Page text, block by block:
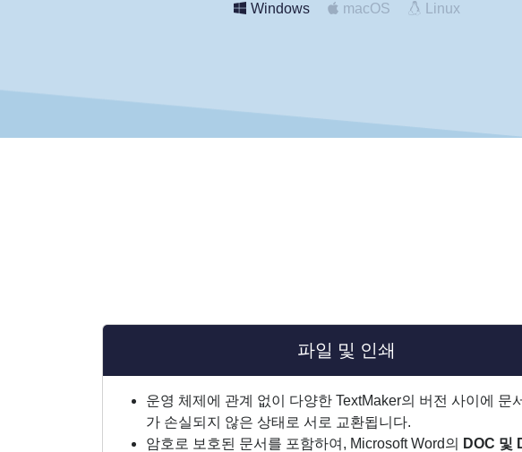
Windows macOS Linux
파일 및 인쇄
운영 체제에 관계 없이 다양한 TextMaker의 버전 사이에 문
가 손실되지 않은 상태로 서로 교환됩니다.
암호로 보호된 문서를 포함하여, Microsoft Word의
DOC 및